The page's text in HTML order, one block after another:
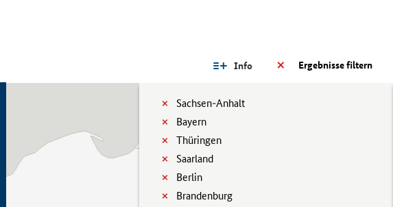
Ergebnisse filtern
Info
Sachsen-Anhalt
Bayern
Thüringen
Saarland
Berlin
Brandenburg